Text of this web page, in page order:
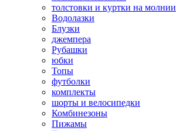
толстовки и куртки на молнии
Водолазки
Блузки
джемпера
Рубашки
юбки
Топы
футболки
комплекты
шорты и велосипедки
Комбинезоны
Пижамы